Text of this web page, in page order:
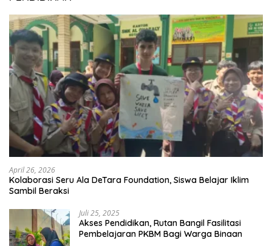
April 26, 2026
Kolaborasi Seru Ala DeTara Foundation, Siswa Belajar Iklim
Sambil Beraksi
Juli 25, 2025
Akses Pendidikan, Rutan Bangil Fasilitasi
Pembelajaran PKBM Bagi Warga Binaan